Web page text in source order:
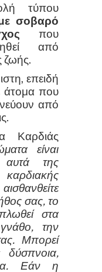
τύπου
σοβαρό
που
από
ζωής.
επειδή
άτομα που
από
Καρδιάς
είναι
της
σας, το
στα
την
Μπορεί
δύσπνοια,
Εάν η